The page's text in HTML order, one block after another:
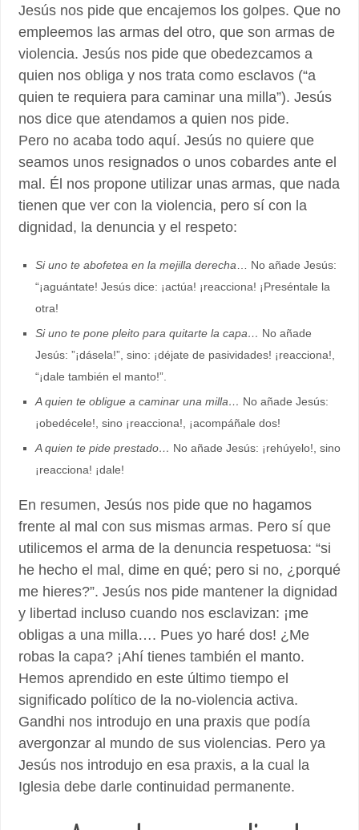
Jesús nos pide que encajemos los golpes. Que no
empleemos las armas del otro, que son armas de
violencia. Jesús nos pide que obedezcamos a
quien nos obliga y nos trata como esclavos (“a
quien te requiera para caminar una milla”). Jesús
nos dice que atendamos a quien nos pide.
Pero no acaba todo aquí. Jesús no quiere que
seamos unos resignados o unos cobardes ante el
mal. Él nos propone utilizar unas armas, que nada
tienen que ver con la violencia, pero sí con la
dignidad, la denuncia y el respeto:
Si uno te abofetea en la mejilla derecha… No añade Jesús:
“¡aguántate! Jesús dice: ¡actúa! ¡reacciona! ¡Preséntale la
otra!
Si uno te pone pleito para quitarte la capa… No añade
Jesús: ”¡dásela!”, sino: ¡déjate de pasividades! ¡reacciona!,
“¡dale también el manto!”.
A quien te obligue a caminar una milla… No añade Jesús:
¡obedécele!, sino ¡reacciona!, ¡acompáñale dos!
A quien te pide prestado… No añade Jesús: ¡rehúyelo!, sino
¡reacciona! ¡dale!
En resumen, Jesús nos pide que no hagamos
frente al mal con sus mismas armas. Pero sí que
utilicemos el arma de la denuncia respetuosa: “si
he hecho el mal, dime en qué; pero si no, ¿porqué
me hieres?”. Jesús nos pide mantener la dignidad
y libertad incluso cuando nos esclavizan: ¡me
obligas a una milla…. Pues yo haré dos! ¿Me
robas la capa? ¡Ahí tienes también el manto.
Hemos aprendido en este último tiempo el
significado político de la no-violencia activa.
Gandhi nos introdujo en una praxis que podía
avergonzar al mundo de sus violencias. Pero ya
Jesús nos introdujo en esa praxis, a la cual la
Iglesia debe darle continuidad permanente.